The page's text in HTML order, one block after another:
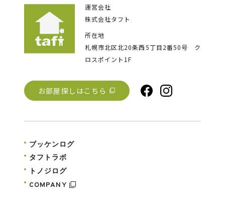
運営会社
株式会社タフト
所在地
札幌市北区北20条西5丁目2番50号
ク
ロスポイント1F
お部屋探しはこちら
ブッケンログ
タフトラボ
トノジログ
COMPANY